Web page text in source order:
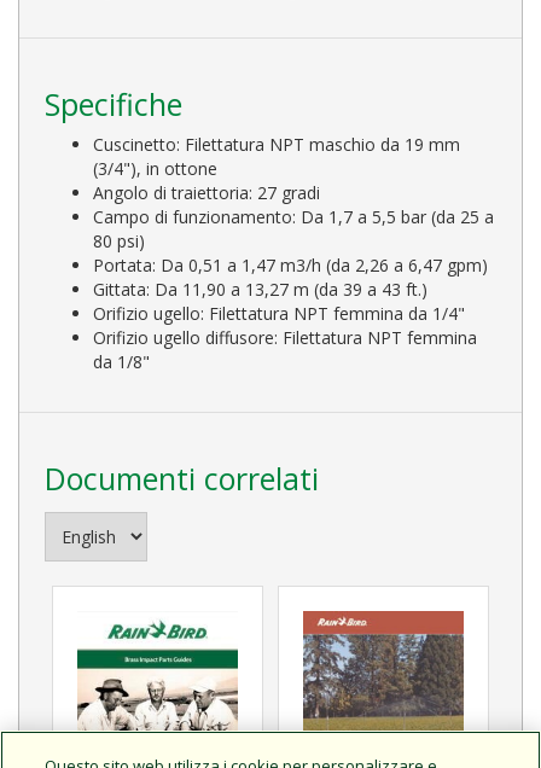
Specifiche
Cuscinetto: Filettatura NPT maschio da 19 mm
(3/4"), in ottone
Angolo di traiettoria: 27 gradi
Campo di funzionamento: Da 1,7 a 5,5 bar (da 25 a
80 psi)
Portata: Da 0,51 a 1,47 m3/h (da 2,26 a 6,47 gpm)
Gittata: Da 11,90 a 13,27 m (da 39 a 43 ft.)
Orifizio ugello: Filettatura NPT femmina da 1/4"
Orifizio ugello diffusore: Filettatura NPT femmina
da 1/8"
Documenti correlati